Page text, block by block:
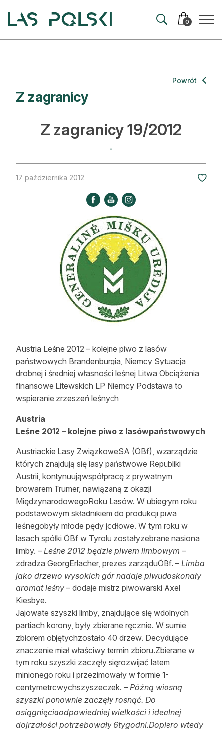
0
Artykuły
Hodowla lasu
Nowe technologie
Kultura i historia
Strefa eksperta
Auto do lasu
Dla drwala
Leśnik na zakupach
Lasy prywatne
O nas
100 lat „Lasu Polskiego”
Prenumerata
Reklama
Zostań autorem
Archiwum
Kontakt
Z zagranicy
Powrót
Z zagranicy 19/2012
-
17 października 2012
Austria Leśne 2012 – kolejne piwo z lasów
państwowych Brandenburgia, Niemcy Sytuacja
drobnej i średniej własności leśnej Litwa Obciążenia
finansowe Litewskich LP Niemcy Podstawa to
wspieranie zrzeszeń leśnych
Austria
Leśne 2012 – kolejne piwo z lasówpaństwowych
Austriackie Lasy ZwiązkoweSA (ÖBf), wzarządzie
których znajdują się lasy państwowe Republiki
Austrii, kontynuująwspółpracę z prywatnym
browarem Trumer, nawiązaną z okazji
MiędzynarodowegoRoku Lasów. W ubiegłym roku
podstawowym składnikiem do produkcji piwa
leśnegobyły młode pędy jodłowe. W tym roku w
lasach spółki ÖBf w Tyrolu zostałyzebrane nasiona
limby. – Leśne 2012 będzie piwem limbowym –
zdradza GeorgErlacher, prezes zarząduÖBf. – Limba
jako drzewo wysokich gór nadaje piwudoskonały
aromat leśny – dodaje mistrz piwowarski Axel
Kiesbye.
Jajowate szyszki limby, znajdujące się wdolnych
partiach korony, były zbierane ręcznie. W sumie
zbiorem objętychzostało 40 drzew. Decydujące
znaczenie miał właściwy termin zbioru.Zbierane w
tym roku szyszki zaczęły sięrozwijać latem
minionego roku i przezimowały w formie 1-
centymetrowychszyszeczek. – Późną wiosną
szyszki ponownie zaczęły rosnąć. Do
osiągnięciaodpowiedniej wielkości i idealnej
dojrzałości potrzebowały 6tygodni.Dopiero wtedy